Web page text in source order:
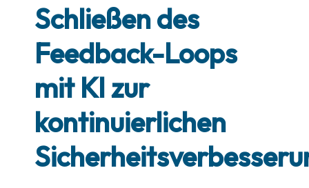
Schließen des
Feedback-Loops
mit KI zur
kontinuierlichen